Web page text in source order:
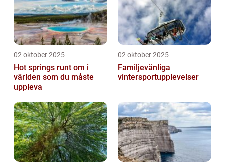
02 oktober 2025
Hot springs runt om i
världen som du måste
uppleva
02 oktober 2025
Familjevänliga
vintersportupplevelser